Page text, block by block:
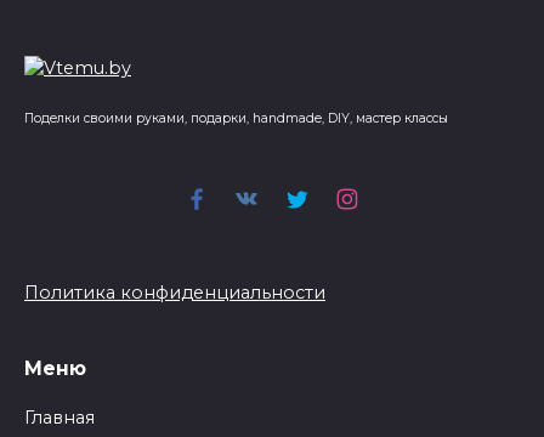
Поделки своими руками, подарки, handmade, DIY, мастер классы
Политика конфиденциальности
Меню
Главная